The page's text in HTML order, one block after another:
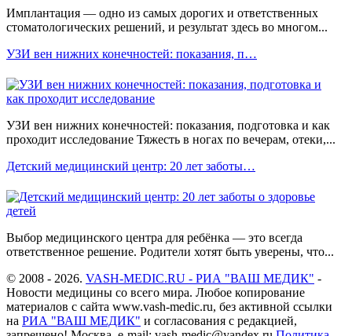
Имплантация — одно из самых дорогих и ответственных
стоматологических решений, и результат здесь во многом...
УЗИ вен нижних конечностей: показания, п…
УЗИ вен нижних конечностей: показания, подготовка и как
проходит исследование Тяжесть в ногах по вечерам, отеки,...
Детский медицинский центр: 20 лет заботы…
Выбор медицинского центра для ребёнка — это всегда
ответственное решение. Родители хотят быть уверены, что...
© 2008 - 2026. VASH-MEDIC.RU - РИА "ВАШ МЕДИК" -
Новости медицины со всего мира. Любое копирование
материалов с сайта www.vash-medic.ru, без активной ссылки
на РИА "ВАШ МЕДИК" и согласования с редакцией,